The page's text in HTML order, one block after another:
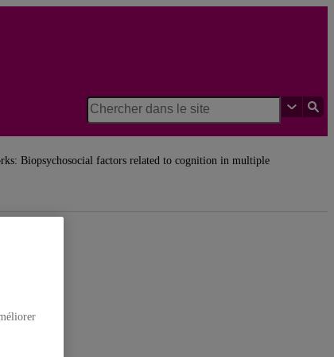
Biopsychosocial factors related to cognition in multiple